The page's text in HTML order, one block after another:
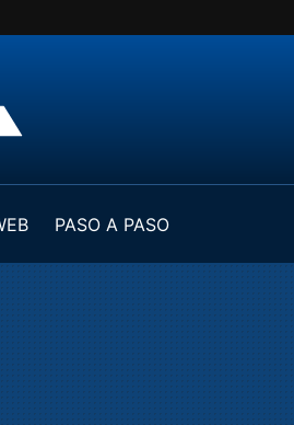
PASO A PASO